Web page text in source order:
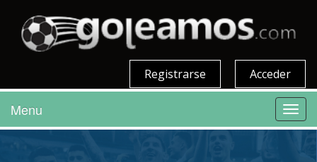
Acceder
Registrarse
Menu